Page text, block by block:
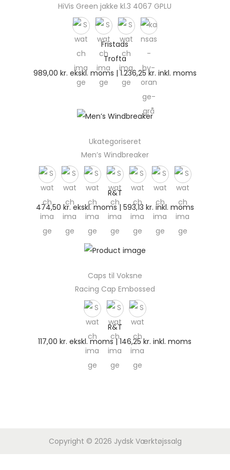
HiVis Green jakke kl.3 4067 GPLU
Fristads
Trofta
989,00 kr. ekskl. moms |1.236,25kr. inkl. moms
Ukategoriseret
Men’s Windbreaker
R&T
474,50 kr.ekskl. moms | 593,13 kr. inkl. moms
Caps til Voksne
Racing Cap Embossed
R&T
117,00kr. ekskl. moms |146,25kr. inkl. moms
Copyright © 2026 Jydsk Værktøjssalg